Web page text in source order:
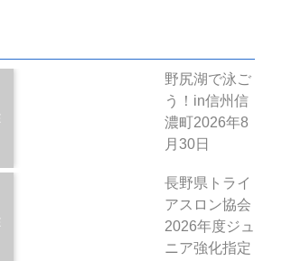
野尻湖で泳ご
う！in信州信
濃町 2026年8
月30日
長野県トライ
アスロン協会
2026年度ジュ
ニア強化指定